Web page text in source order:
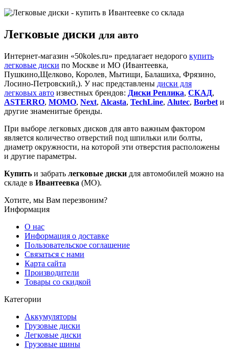
Легковые диски для авто
Интернет-магазин «50koles.ru» предлагает недорого купить
легковые диски по Москве и МО (Ивантеевка,
Пушкино,Щелково, Королев, Мытищи, Балашиха, Фрязино,
Лосино-Петровский,). У нас представлены диски для
легковых авто известных брендов: Диски Реплика, СКАД,
ASTERRO, MOMO, Next, Alcasta, TechLine, Alutec, Borbet и
другие знаменитые бренды.
При выборе легковых дисков для авто важным фактором
является количество отверстий под шпильки или болты,
диаметр окружности, на которой эти отверстия расположены
и другие параметры.
Купить и забрать легковые диски для автомобилей можно на
складе в Ивантеевка (МО).
Хотите, мы Вам перезвоним?
Информация
О нас
Информация о доставке
Пользовательское соглашение
Связаться с нами
Карта сайта
Производители
Товары со скидкой
Категории
Аккумуляторы
Грузовые диски
Легковые диски
Грузовые шины